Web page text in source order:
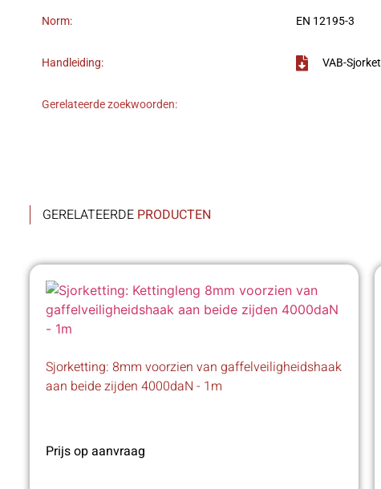
Norm: EN 12195-3
Handleiding: VAB-
Gerelateerde zoekwoorden:
GERELATEERDE PRODUCTEN
Sjorketting: 8mm voorzien van gaffelveiligheidshaak
aan beide zijden 4000daN - 1m
Prijs op aanvraag